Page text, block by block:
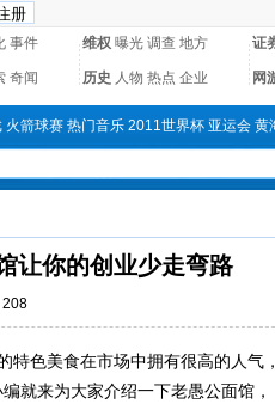
事件 维权 曝光 调查 地方 证
奇闻 历史 人物 热点 企业 网
火箭球赛 热门音乐 2011世界杯 亚运会 黄
让你的创业少走弯路
208
色美食在市场中拥有很高的人气，
就来为大家介绍一下老愚公面馆，